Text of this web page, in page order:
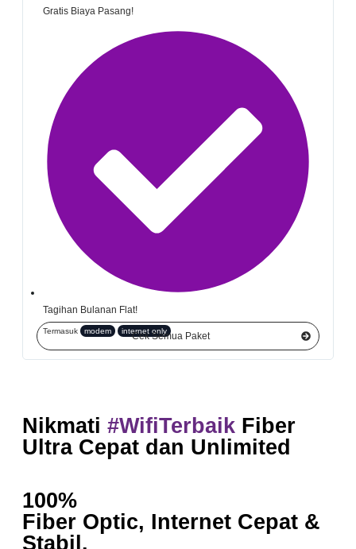
Gratis Biaya Pasang!
Tagihan Bulanan Flat!
Termasuk modem internet only
Cek Semua Paket
Nikmati #WifiTerbaik Fiber
Ultra Cepat dan Unlimited
100%
Fiber Optic, Internet Cepat &
Stabil.